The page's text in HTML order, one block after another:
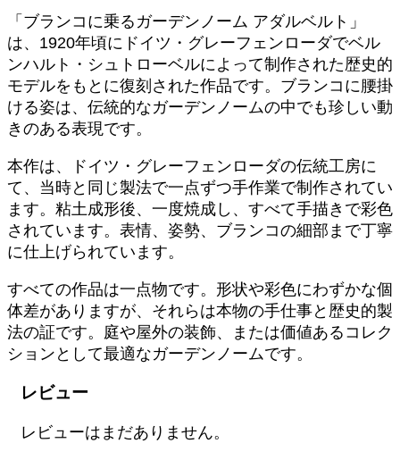
ー
デ
ン
ノ
ー
ム
ア
ダ
ル
ベ
ル
ト
―
年
頃
の
歴
史
モ
ル
「ブランコに乗るガーデンノーム アダルベルト」
は、1920年頃にドイツ・グレーフェンローダでベル
ンハルト・シュトローベルによって制作された歴史的
モデルをもとに復刻された作品です。ブランコに腰掛
ける姿は、伝統的なガーデンノームの中でも珍しい動
きのある表現です。
本作は、ドイツ・グレーフェンローダの伝統工房に
て、当時と同じ製法で一点ずつ手作業で制作されてい
ます。粘土成形後、一度焼成し、すべて手描きで彩色
されています。表情、姿勢、ブランコの細部まで丁寧
に仕上げられています。
すべての作品は一点物です。形状や彩色にわずかな個
体差がありますが、それらは本物の手仕事と歴史的製
法の証です。庭や屋外の装飾、または価値あるコレク
ションとして最適なガーデンノームです。
レビュー
レビューはまだありません。